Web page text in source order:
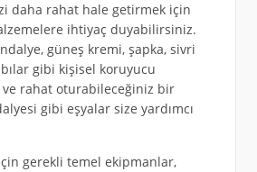
daha rahat hale getirmek için
ihtiyaç duyabilirsiniz.
güneş kremi, şapka, sivri
gibi kişisel koruyucu
rahat oturabileceğiniz bir
gibi eşyalar size yardımcı
için gerekli temel ekipmanlar,